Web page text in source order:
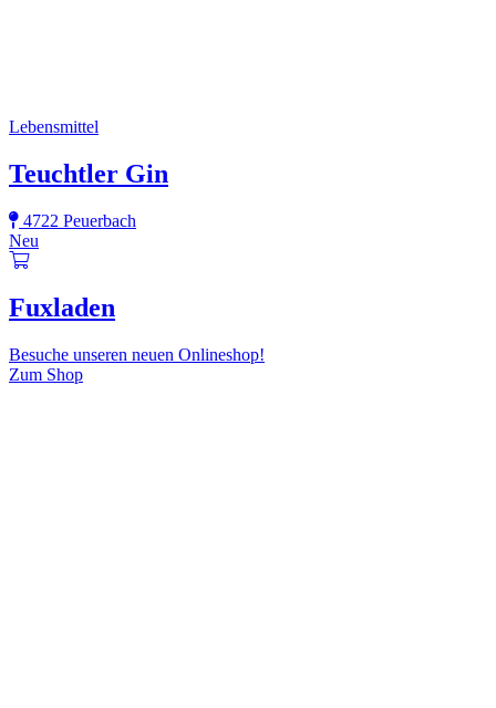
Lebensmittel
Teuchtler Gin
4722 Peuerbach
Neu
Fuxladen
Besuche unseren neuen Onlineshop!
Zum Shop